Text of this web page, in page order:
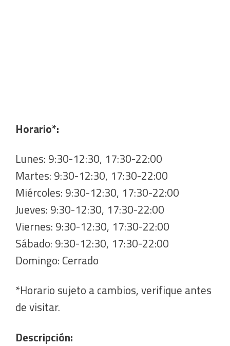
Horario*:
Lunes: 9:30-12:30, 17:30-22:00
Martes: 9:30-12:30, 17:30-22:00
Miércoles: 9:30-12:30, 17:30-22:00
Jueves: 9:30-12:30, 17:30-22:00
Viernes: 9:30-12:30, 17:30-22:00
Sábado: 9:30-12:30, 17:30-22:00
Domingo: Cerrado
*Horario sujeto a cambios, verifique antes
de visitar.
Descripción: